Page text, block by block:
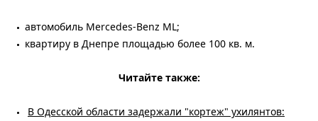
автомобиль Mercedes-Benz ML;
квартиру в Днепре площадью более 100 кв. м.
Читайте также:
В Одесской области задержали "кортеж" ухилянтов: